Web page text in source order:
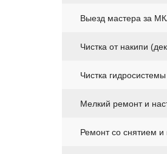
Выезд мастера за
Чистка от накипи
Чистка
Мелкий ремонт и
Ремонт со снятием и